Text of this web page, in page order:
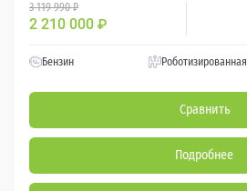
3 119 990 ₽
2 210 000 ₽
Бензин Роботизированная
Сравнить
Подробнее